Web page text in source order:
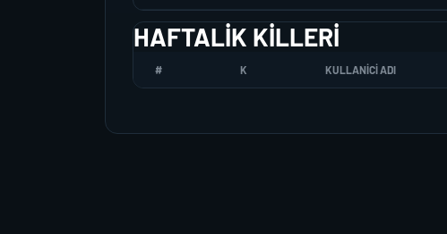
HAFTALIK KILLERI
# K KULLANICI ADI